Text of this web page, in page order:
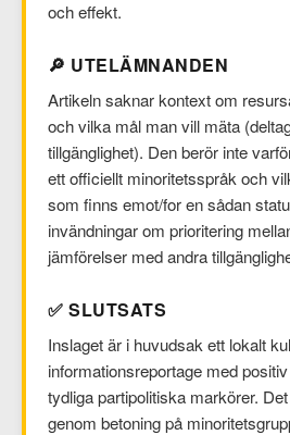
och effekt.
🔎 UTELÄMNANDEN
Artikeln saknar kontext om
och vilka mål man vill mäta
tillgänglighet). Den berör inte
ett officiellt minoritetsspråk och
som finns emot/for en sådan
invändningar om prioritering
jämförelser med andra
✅ SLUTSATS
Inslaget är i huvudsak ett lokalt
informationsreportage med
tydliga partipolitiska markörer.
genom betoning på